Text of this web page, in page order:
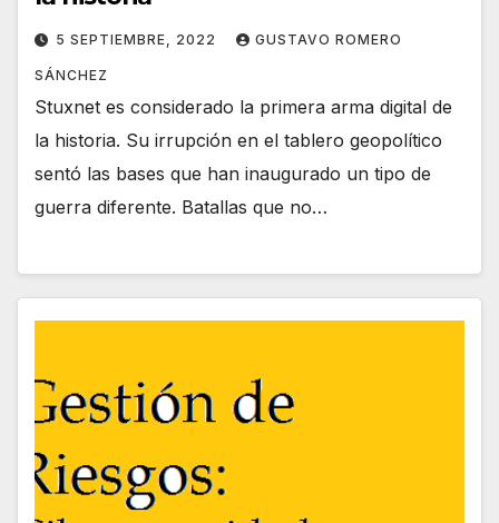
5 SEPTIEMBRE, 2022 GUSTAVO ROMERO
SÁNCHEZ
Stuxnet es considerado la primera arma digital de
la historia. Su irrupción en el tablero geopolítico
sentó las bases que han inaugurado un tipo de
guerra diferente. Batallas que no…